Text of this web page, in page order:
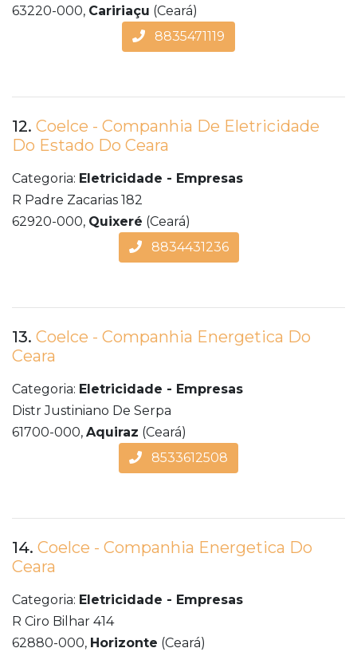
63220-000, Caririaçu (Ceará)
8835471119
12. Coelce - Companhia De Eletricidade
Do Estado Do Ceara
Categoria: Eletricidade - Empresas
R Padre Zacarias 182
62920-000, Quixeré (Ceará)
8834431236
13. Coelce - Companhia Energetica Do
Ceara
Categoria: Eletricidade - Empresas
Distr Justiniano De Serpa
61700-000, Aquiraz (Ceará)
8533612508
14. Coelce - Companhia Energetica Do
Ceara
Categoria: Eletricidade - Empresas
R Ciro Bilhar 414
62880-000, Horizonte (Ceará)